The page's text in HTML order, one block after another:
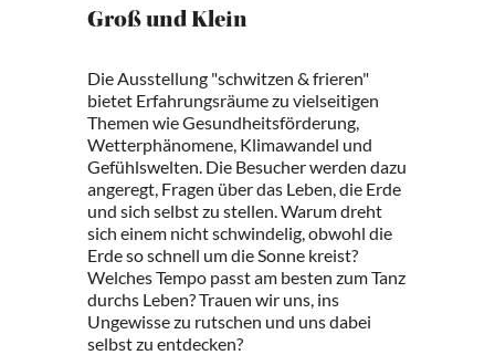
Groß und Klein
Die Ausstellung "schwitzen & frieren"
bietet Erfahrungsräume zu vielseitigen
Themen wie Gesundheitsförderung,
Wetterphänomene, Klimawandel und
Gefühlswelten. Die Besucher werden dazu
angeregt, Fragen über das Leben, die Erde
und sich selbst zu stellen. Warum dreht
sich einem nicht schwindelig, obwohl die
Erde so schnell um die Sonne kreist?
Welches Tempo passt am besten zum Tanz
durchs Leben? Trauen wir uns, ins
Ungewisse zu rutschen und uns dabei
selbst zu entdecken?